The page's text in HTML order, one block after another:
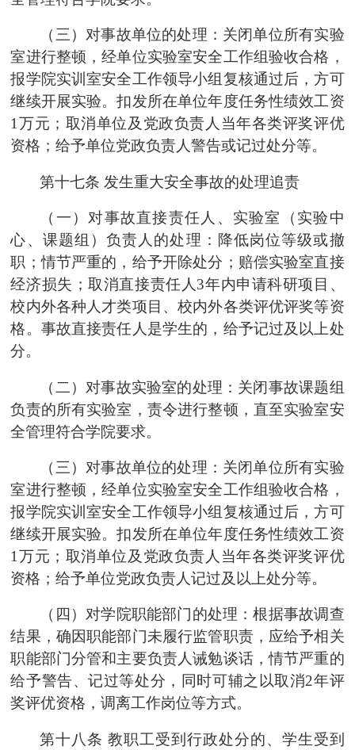
（三）对事故单位的处理：关闭单位所有实验
室进行整顿，经单位实验室安全工作组验收合格，
报学院实训室安全工作领导小组 复核通过后，方可
继续开展实验。扣发所在单位年度任务性绩效工资
1万元；取消单位及党政负责人当年各类评奖评优
资格；给予单位党政负责人警告或记过处分等。
第十七条 发生重大安全事故的处理追责
（一）对事故直接责任人、实验室（实验中
心、课题组）负责人的处理：降低岗位等级或撤
职；情节严重的，给予开除处分；赔偿实验室直接
经济损失；取消直接责任人3年内申请科研项目、
校内外各种人才类项目、校内外各类评优评奖等资
格。事故直接责任人是学生的，给予记过及以上处
分。
（二）对事故实验室的处理：关闭事故课题组
负责的所有实验室，责令进行整顿，直至实验室安
全管理符合学院要求。
（三）对事故单位的处理：关闭单位所有实验
室进行整顿，经单位实验室安全工作组验收合格，
报学院实训室安全工作领导小组 复核通过后，方可
继续开展实验。扣发所在单位年度任务性绩效工资
1 万元；取消单位及党政负责人当年各类评奖评优
资格；给予单位党政负责人记过及以上处分等。
（四）对学院职能部门的处理：根据事故调查
结果，确因职能部门未履行监管职责，应给予相关
职能部门分管和主要负责人诫勉谈话，情节严重的
给予警告、记过等处分，同时可辅之以取消2年评
奖评优资格，调离工作岗位等方式。
第十八条 教职工受到行政处分的、学生受到